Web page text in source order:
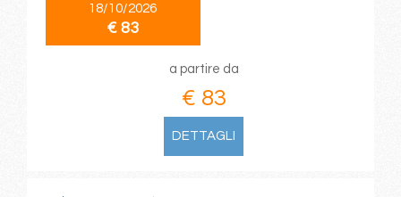
18/10/2026
€ 83
a partire da
€ 83
DETTAGLI